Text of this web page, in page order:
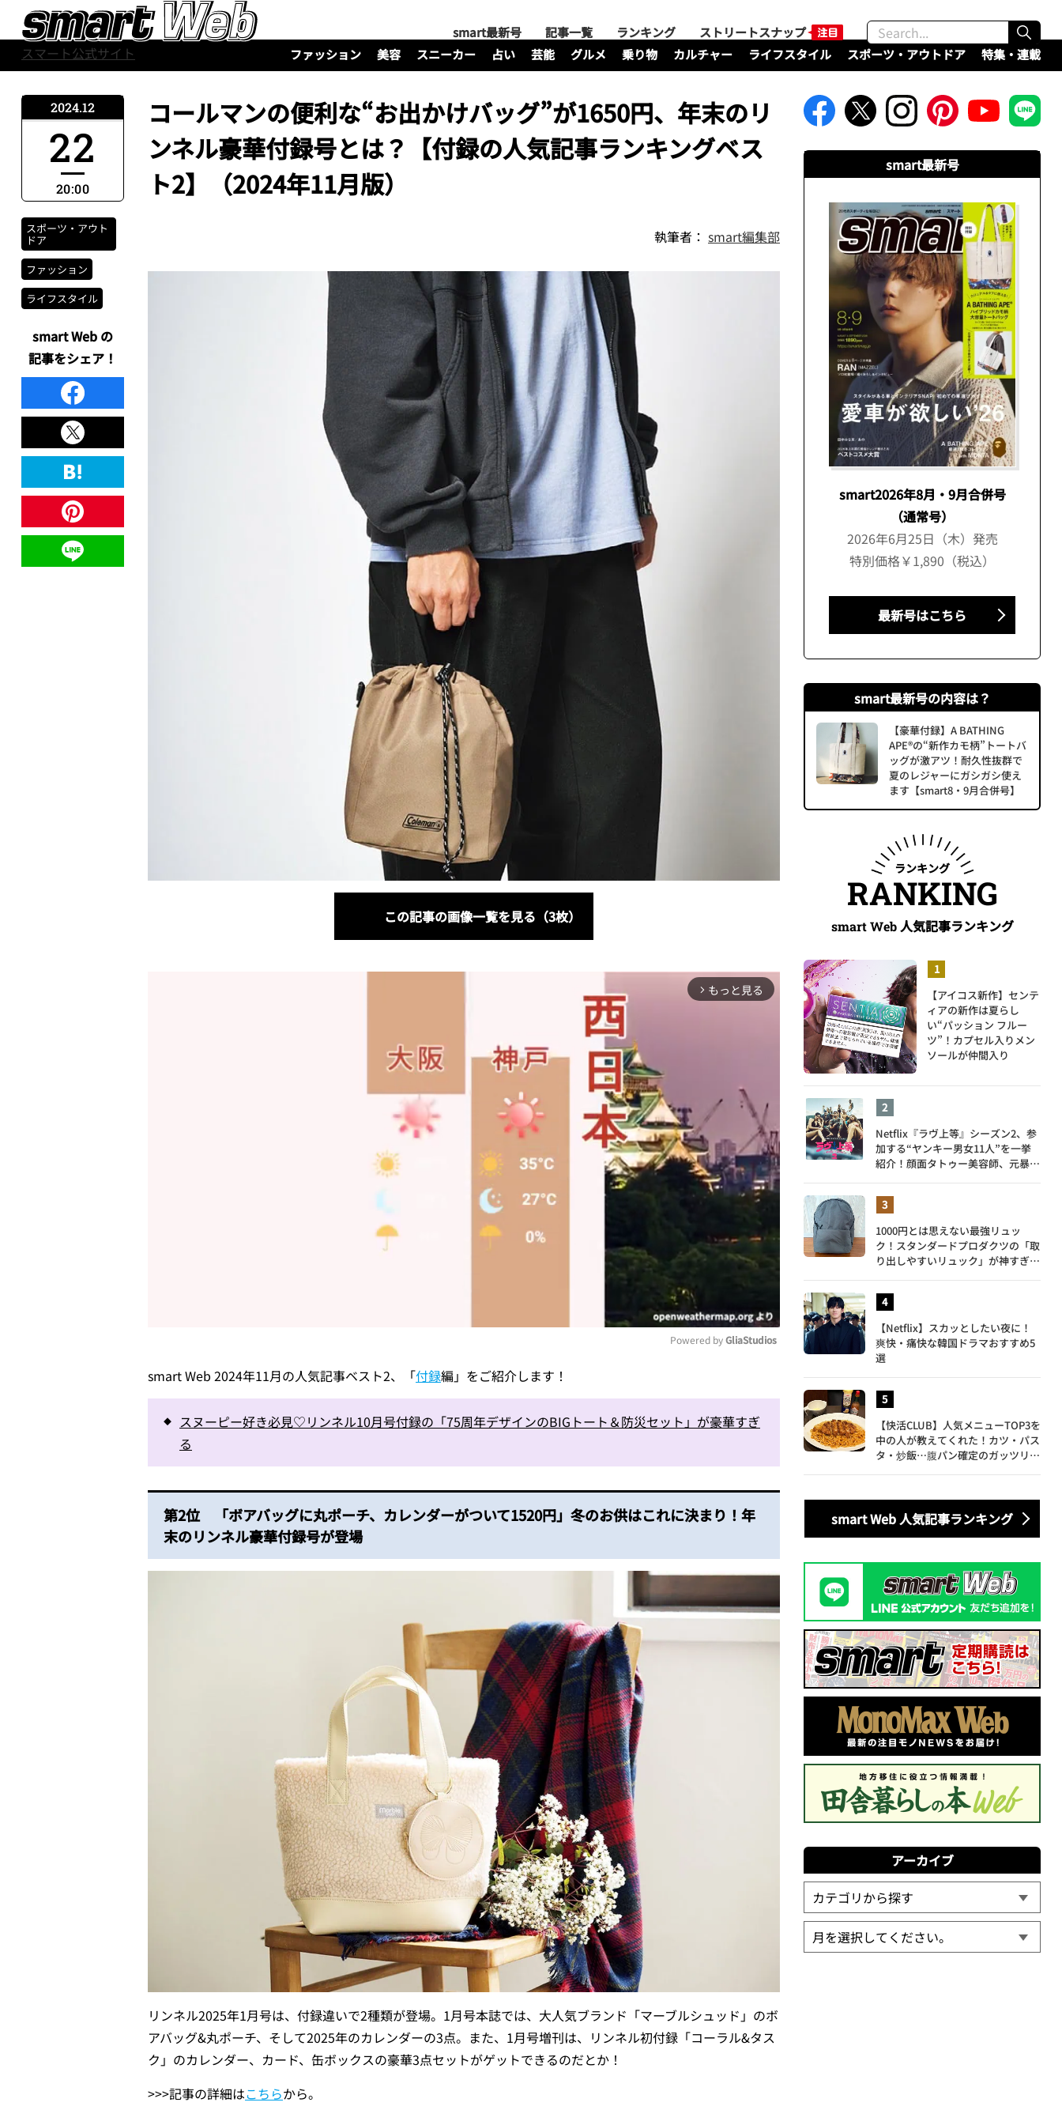
スマート公式サイト
smart最新号 記事一覧 ランキング
ストリートスナップ
ファッション
美容 スニーカー 占い 芸能 グルメ 乗り物 カルチャー ライフスタイル スポーツ・アウトドア 特集・連載
コールマンの便利な“お出かけバッグ”が1650円、年末のリ
ンネル豪華付録号とは？【付録の人気記事ランキングベス
ト2】（2024年11月版）
執筆者： smart編集部
この記事の画像一覧を見る（3枚）
arrow_forward_ios もっと見る
Powered by GliaStudios
smart Web 2024年11月の人気記事ベスト2、「付録編」をご紹介します！
スヌーピー好き必見♡リンネル10月号付録の「75周年デザインのBIGトート＆防災セット」が豪華すぎ
る
第2位 「ボアバッグに丸ポーチ、カレンダーがついて1520円」冬のお供はこれに決まり！年
末のリンネル豪華付録号が登場
リンネル2025年1月号は、付録違いで2種類が登場。1月号本誌では、大人気ブランド「マーブルシュッド」のボ
アバッグ&丸ポーチ、そして2025年のカレンダーの3点。また、1月号増刊は、リンネル初付録「コーラル&タス
ク」のカレンダー、カード、缶ボックスの豪華3点セットがゲットできるのだとか！
>>>記事の詳細はこちらから。
2024.12
22
20:00
スポーツ・アウト
ドア
ファッション
ライフスタイル
smart Web の
記事をシェア！
smart最新号
smart2026年8月・9月合併号
（通常号）
2026年6月25日（木）発売
特別価格￥1,890（税込）
最新号はこちら
smart最新号の内容は？
【豪華付録】A BATHING
APE®の“新作カモ柄”トートバ
ッグが激アツ！耐久性抜群で
夏のレジャーにガシガシ使え
ます【smart8・9月合併号】
ランキング
RANKING
smart Web人気記事ランキング
【アイコス新作】センテ
ィアの新作は夏らし
い“パッション フルー
ツ”！カプセル入りメン
ソールが仲間入り
Netflix『ラヴ上等』シーズン2、参
加する“ヤンキー男女11人”を一挙
紹介！顔面タトゥー美容師、元暴走
1000円とは思えない最強リュッ
ク！スタンダードプロダクツの「取
り出しやすいリュック」が神すぎ
【Netflix】スカッとしたい夜に！
爽快・痛快な韓国ドラマおすすめ5
選
【快活CLUB】人気メニューTOP3を
中の人が教えてくれた！カツ・パス
タ・炒飯…腹パン確定のガッツリ飯
smart Web 人気記事ランキング
アーカイブ